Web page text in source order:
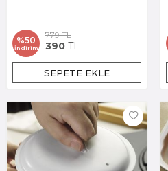
%50
İndirim
779TL
390 TL
SEPETE EKLE